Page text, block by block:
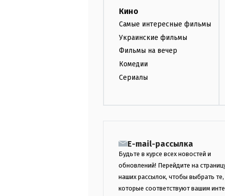
Кино
Самые интересные фильмы
Украинские фильмы
Фильмы на вечер
Комедии
Сериалы
E-mail-рассылка
Будьте в курсе всех новостей и
обновлений! Перейдите на
наших рассылок, чтобы выбрать те,
которые соответствуют вашим